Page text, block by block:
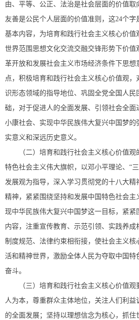
由、平等、公正、法治是社会层面的价值取
友善是公民个人层面的价值准则，这24个
基本内容，为培育和践行社会主义核心价值
世界范围思想文化交流交融交锋形势下价值
革开放和发展社会主义市场经济条件下思想
点，积极培育和践行社会主义核心价值观，
识形态领域的指导地位、巩固全党全国人民
础，对于促进人的全面发展、引领社会全面
小康社会、实现中华民族伟大复兴中国梦的
实意义和深远历史意义。
（二）培育和践行社会主义核心价值
特色社会主义伟大旗帜，以邓小平理论、“
发展观为指导，深入学习贯彻党的十八大精
精神，紧紧围绕坚持和发展中国特色社会主
现中华民族伟大复兴中国梦这一目标，紧紧
内容，注重宣传教育、示范引领、实践养成
制度规范、法律约束相衔接，使社会主义核
活和精神世界，激励全体人民为夺取中国特
奋斗。
（三）培育和践行社会主义核心价值
人为本，尊重群众主体地位，关注人们利益
的全面发展；坚持以理想信念为核心，抓